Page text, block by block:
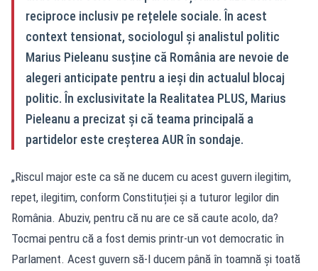
reciproce inclusiv pe rețelele sociale. În acest
context tensionat, sociologul și analistul politic
Marius Pieleanu susține că România are nevoie de
alegeri anticipate pentru a ieși din actualul blocaj
politic. În exclusivitate la Realitatea PLUS, Marius
Pieleanu a precizat și că teama principală a
partidelor este creșterea AUR în sondaje.
„Riscul major este ca să ne ducem cu acest guvern ilegitim,
repet, ilegitim, conform Constituției și a tuturor legilor din
România. Abuziv, pentru că nu are ce să caute acolo, da?
Tocmai pentru că a fost demis printr-un vot democratic în
Parlament. Acest guvern să-l ducem până în toamnă și toată